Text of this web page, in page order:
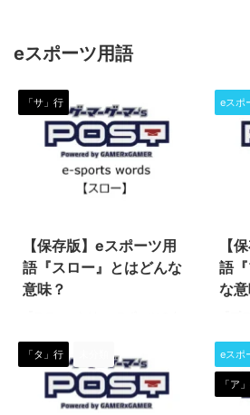
eスポーツ用語
「サ」行
【保存版】eスポーツ用
語『スロー』とはどんな
意味？
ーグオブレジェンド（League of
Legends／通称LoL）』で使われ
る専門用語です。 スロー スロー
とは、試合が有利であったり勝利
eスポ
【
語
な
で使
ひと
何？
「タ」行 eスポ
「ア